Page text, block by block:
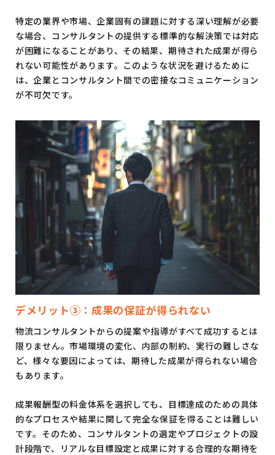
特定の業界や市場、企業固有の課題に対する深い理解が必要
な場合、コンサルタントの提供する標準的な解決策では対応
が困難になることがあり、その結果、期待された成果が得ら
れない可能性があります。このような状況を避けるために
は、企業とコンサルタント間での密接なコミュニケーション
が不可欠です。
デメリット③：成果の保証が得られない
物流コンサルタントからの提案や指導がすべて成功するとは
限りません。市場環境の変化、内部の制約、実行の難しさな
ど、様々な要因によっては、期待した成果が得られない場合
もあります。
成果報酬型の料金体系を選択しても、目標達成のための具体
的なプロセスや結果に関して完全な保証を得ることは難しい
です。そのため、コンサルタントの選定やプロジェクトの設
計段階で、リアルな目標設定と成果に対する合理的な期待を